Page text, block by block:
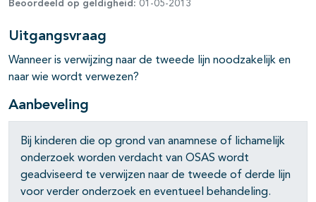
open- en dichtklappen
open- en dichtklappen
Beoordeeld op geldigheid: 01-05-2013
Uitgangsvraag
Wanneer is verwijzing naar de tweede lijn noodzakelijk en
naar wie wordt verwezen?
Aanbeveling
Bij kinderen die op grond van anamnese of lichamelijk
onderzoek worden verdacht van OSAS wordt
geadviseerd te verwijzen naar de tweede of derde lijn
voor verder onderzoek en eventueel behandeling.